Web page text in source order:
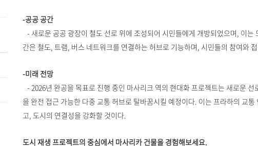
-공공 공간
- 새로운 공공 광장이 철도 선로 위에 조성되어 시민들에게 개방되었으며, 이는
간은 철도, 트램, 버스 네트워크를 연결하는 허브로 기능하며, 시민들의 참여와
-미래 전망
- 2026년 완공을 목표로 진행 중인 마사리크 역의 현대화 프로젝트는 새로운 선
을 완전 접근 가능한 다중 교통 허브로 탈바꿈시킬 예정이다. 이는 프라하의 교통
고, 도시의 연결성을 강화할 것이다.
도시 재생 프로젝트의 중심에서 마사리카 건물을 경험해보세요.